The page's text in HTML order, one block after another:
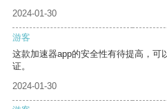
2024-01-30
游客
这款加速器app的安全性有待提高，可
证。
2024-01-30